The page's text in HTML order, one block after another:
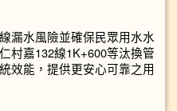
漏水風險並確保民眾用水水
村嘉132線1K+600等汰換管
效能，提供更安心可靠之用